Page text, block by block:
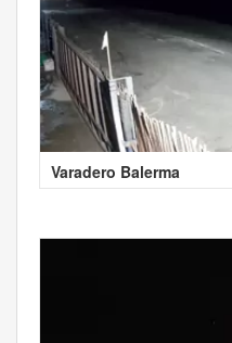
Varadero Balerma